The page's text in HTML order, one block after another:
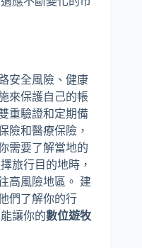
安全風險、健康
來保護自己的帳
重驗證和定期備
險和醫療保險，
需要了解當地的
旅行目的地時，
高風險地區。 建
們了解你的行
讓你的數位遊牧